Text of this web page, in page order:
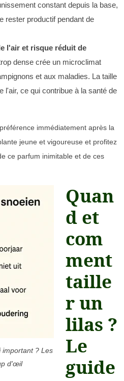
constant depuis la base,
rester productif pendant de
l'air et risque réduit de
dense crée un microclimat
et aux maladies. La taille
l'air, ce qui contribue à la santé de
immédiatement après la
jeune et vigoureuse et profitez
ce parfum inimitable et de ces
important ? Les
d'œil
Quan
d et
com
ment
taille
r un
lilas ?
Le
guide